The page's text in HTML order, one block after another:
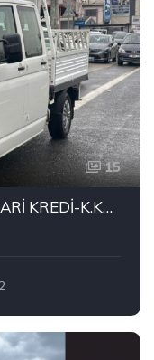
15
%20 FATURA-TAMAMINA TİCARİ KREDİ-K.KARTI %0-3.99 ÇEK-2.99 SENET-ÇKS SATIŞ